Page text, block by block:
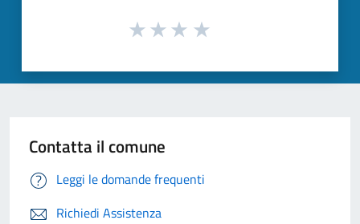
Contatta il comune
Leggi le domande frequenti
Richiedi Assistenza